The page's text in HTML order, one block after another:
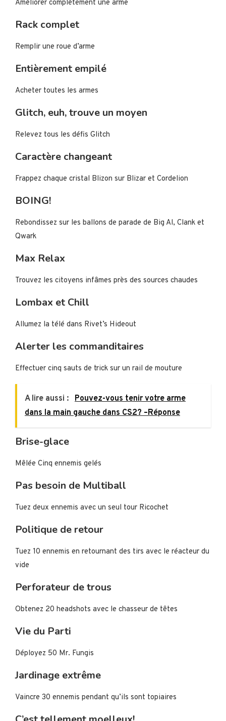
Améliorer complètement une arme
Rack complet
Remplir une roue d’arme
Entièrement empilé
Acheter toutes les armes
Glitch, euh, trouve un moyen
Relevez tous les défis Glitch
Caractère changeant
Frappez chaque cristal Blizon sur Blizar et Cordelion
BOING!
Rebondissez sur les ballons de parade de Big Al, Clank et
Qwark
Max Relax
Trouvez les citoyens infâmes près des sources chaudes
Lombax et Chill
Allumez la télé dans Rivet’s Hideout
Alerter les commanditaires
Effectuer cinq sauts de trick sur un rail de mouture
A lire aussi :
Pouvez-vous tenir votre arme
dans la main gauche dans CS2? –Réponse
Brise-glace
Mêlée Cinq ennemis gelés
Pas besoin de Multiball
Tuez deux ennemis avec un seul tour Ricochet
Politique de retour
Tuez 10 ennemis en retournant des tirs avec le réacteur du
vide
Perforateur de trous
Obtenez 20 headshots avec le chasseur de têtes
Vie du Parti
Déployez 50 Mr. Fungis
Jardinage extrême
Vaincre 30 ennemis pendant qu’ils sont topiaires